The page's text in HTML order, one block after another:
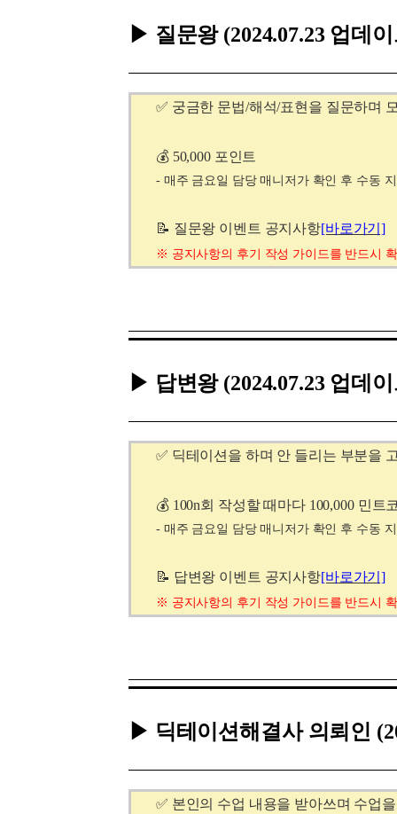
▶ 질문왕 (2024.07.23 업데
✅ 궁금한 문법/해석/표현을 질문하며
💰 50,000 포인트
- 매주 금요일 담당 매니저가 확인 후 수동
📝 질문왕 이벤트 공지사항[바로가기]
※ 공지사항의 후기 작성 가이드를 반드시
▶ 답변왕 (2024.07.23 업데
✅ 딕테이션을 하며 안 들리는 부분을
💰 100n회 작성할 때마다 100,000 민트
- 매주 금요일 담당 매니저가 확인 후 수동
📝 답변왕 이벤트 공지사항[바로가기]
※ 공지사항의 후기 작성 가이드를 반드시
▶ 딕테이션해결사 의뢰인
✅ 본인의 수업 내용을 받아쓰며 수업